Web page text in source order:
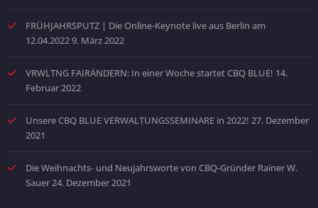
FRÜHJAHRSPUTZ | Die Online-Keynote live aus Berlin am
12.04.20229. März 2022
VRWLTNG FAIRÄNDERN: In einer Woche startet CBQ BLUE! 14.
Februar 2022
Unsere CBQ BLUE VERWALTUNGSSEMINARE in 2022! 27. Dezember
2021
Die Weihnachts- und Neujahrsworte von CBQ-Gründer Rainer W.
Sauer24. Dezember 2021